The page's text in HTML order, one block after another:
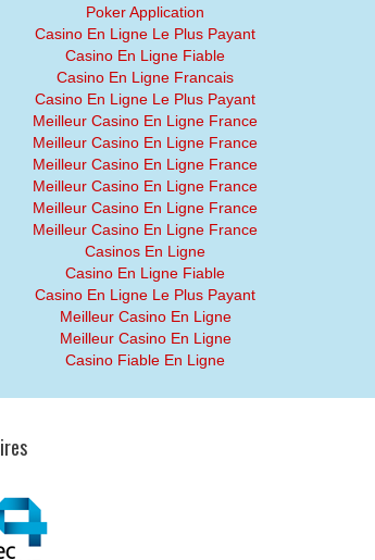
Poker Application
Casino En Ligne Le Plus Payant
Casino En Ligne Fiable
Casino En Ligne Francais
Casino En Ligne Le Plus Payant
Meilleur Casino En Ligne France
Meilleur Casino En Ligne France
Meilleur Casino En Ligne France
Meilleur Casino En Ligne France
Meilleur Casino En Ligne France
Meilleur Casino En Ligne France
Casinos En Ligne
Casino En Ligne Fiable
Casino En Ligne Le Plus Payant
Meilleur Casino En Ligne
Meilleur Casino En Ligne
Casino Fiable En Ligne